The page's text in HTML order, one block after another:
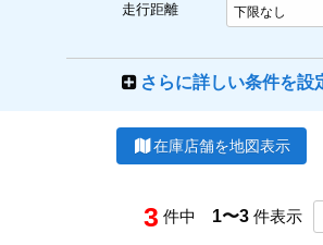
走行距離
さらに詳しい条件を設
在庫店舗を地図表示
3 件中 1〜3 件表示